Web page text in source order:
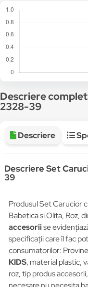
Descriere
2328-39
Descriere
Descriere Set
39
Produsul Set Carucior
Babetica si Olita, Roz,
accesoriise
specificații care îl fac
consumatorilor:
KIDS, material plastic,
roz, tip produs